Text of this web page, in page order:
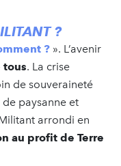
?
? ». L’avenir
tous. La crise
de souveraineté
paysanne et
arrondi en
au profit de Terre